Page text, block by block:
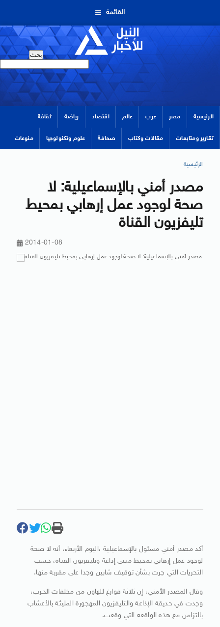
القائمة
الرئيسية مصر عرب عالم اقتصاد رياضة ثقافة
تقارير ومتابعات مقالات وكتاب صحافة علوم وتكنولوجيا منوعات
الرئيسية
مصدر أمني بالإسماعيلية: لا
صحة لوجود عمل إرهابي بمحيط
تليفزيون القناة
2014-01-08
أكد مصدر أمني مسئول بالإسماعيلية ،اليوم الأربعاء، أنه لا صحة
لوجود عمل إرهابي بمحيط مبنى إذاعة وتليفزيون القناة، حسب
التحريات التي جرت بشأن توقيف شابين وجدا على مقربة منها.
وقال المصدر الأمني، إن ثلاثة فوارغ للهاون من مخلفات الحرب،
وجدت في حديقة الإذاعة والتليفزيون المهجورة المليئة بالأعشاب
بالتزامن مع هذه الواقعة التي وقعت.